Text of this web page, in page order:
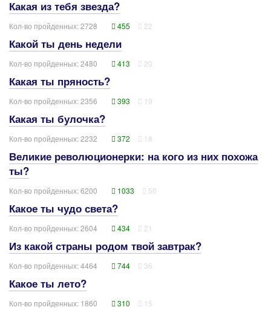
Какая из тебя звезда?
Кол-во пройденных: 2728 455 22
Какой ты день недели
Кол-во пройденных: 2480 413 20
Какая ты пряность?
Кол-во пройденных: 2356 393 19
Какая ты булочка?
Кол-во пройденных: 2232 372 18
Великие революционерки: на кого из них похожа
ты?
Кол-во пройденных: 6200 1033 50
Какое ты чудо света?
Кол-во пройденных: 2604 434 21
Из какой страны родом твой завтрак?
Кол-во пройденных: 4464 744 36
Какое ты лето?
Кол-во пройденных: 1860 310 15